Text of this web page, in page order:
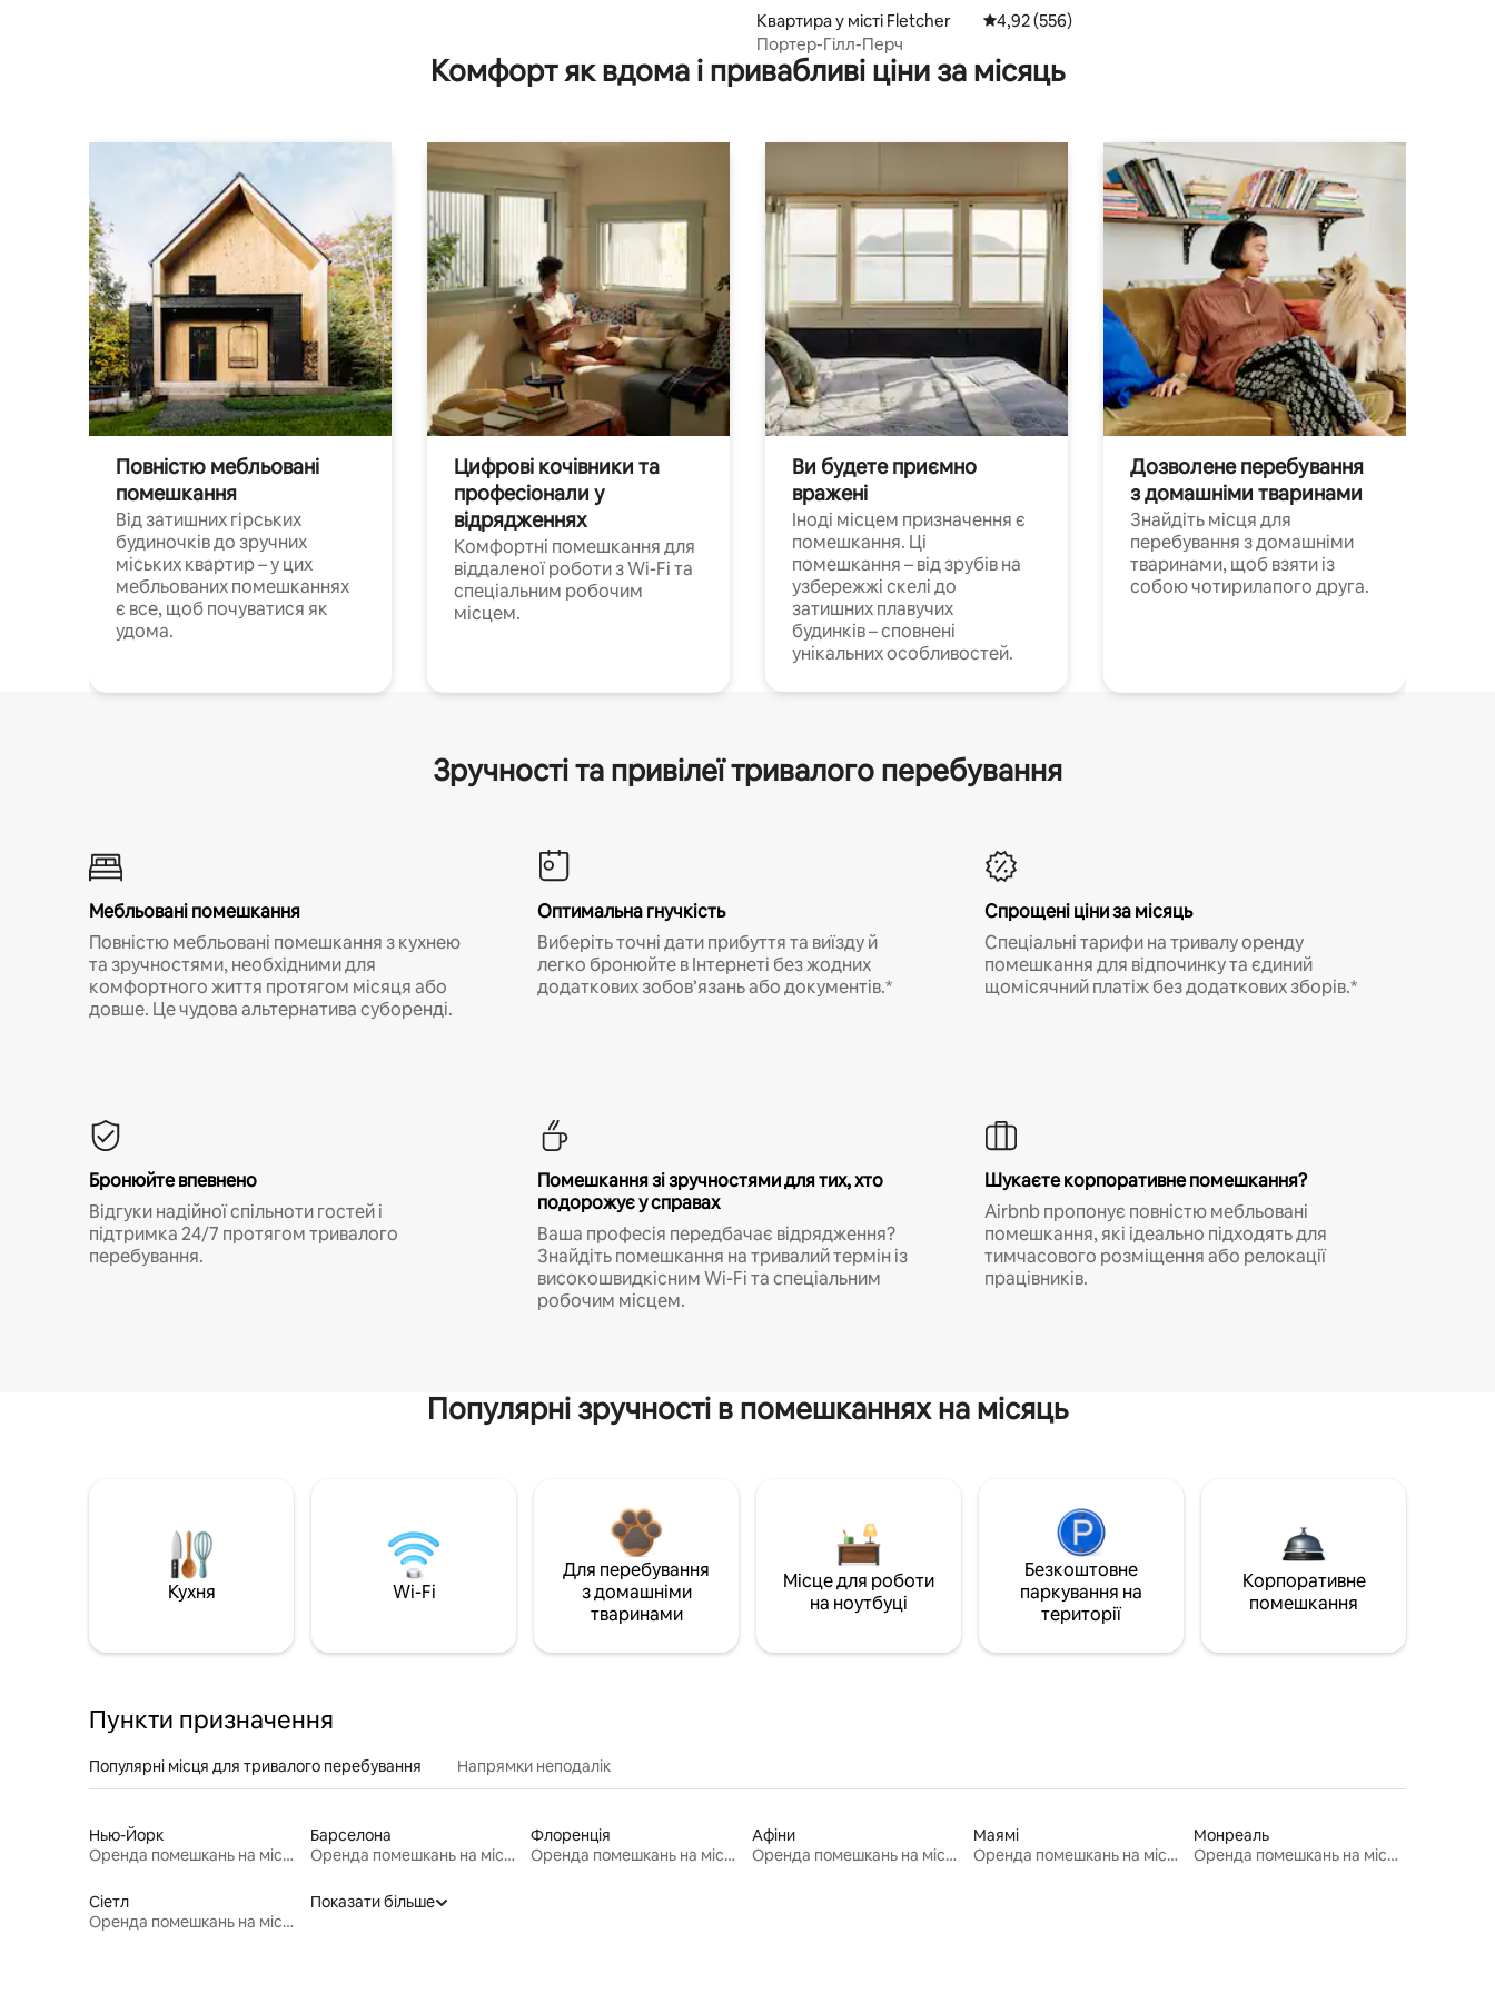
Квартира у місті Fletcher Середня оцінка: 4,92 з 5, відгуки: 556
4,92 (556)
Портер-Гілл-Перч
Комфорт як вдома і привабливі ціни за місяць
Повністю мебльовані
помешкання
Від затишних гірських
будиночків до зручних
міських квартир – у цих
мебльованих помешканнях
є все, щоб почуватися як
удома.
Цифрові кочівники та
професіонали у
відрядженнях
Комфортні помешкання для
віддаленої роботи з Wi-Fi та
спеціальним робочим
місцем.
Ви будете приємно
вражені
Іноді місцем призначення є
помешкання. Ці
помешкання – від зрубів на
узбережжі скелі до
затишних плавучих
будинків – сповнені
унікальних особливостей.
Дозволене перебування
з домашніми тваринами
Знайдіть місця для
перебування з домашніми
тваринами, щоб взяти із
собою чотирилапого друга.
Зручності та привілеї тривалого перебування
Мебльовані помешкання
Повністю мебльовані помешкання з кухнею
та зручностями, необхідними для
комфортного життя протягом місяця або
довше. Це чудова альтернатива суборенді.
Оптимальна гнучкість
Виберіть точні дати прибуття та виїзду й
легко бронюйте в Інтернеті без жодних
додаткових зобов’язань або документів.*
Спрощені ціни за місяць
Спеціальні тарифи на тривалу оренду
помешкання для відпочинку та єдиний
щомісячний платіж без додаткових зборів.*
Бронюйте впевнено
Відгуки надійної спільноти гостей і
підтримка 24/7 протягом тривалого
перебування.
Помешкання зі зручностями для тих, хто
подорожує у справах
Ваша професія передбачає відрядження?
Знайдіть помешкання на тривалий термін із
високошвидкісним Wi-Fi та спеціальним
робочим місцем.
Шукаєте корпоративне помешкання?
Airbnb пропонує повністю мебльовані
помешкання, які ідеально підходять для
тимчасового розміщення або релокації
працівників.
Популярні зручності в помешканнях на місяць
Кухня Wi-Fi
Для перебування
з домашніми
тваринами
Місце для роботи
на ноутбуці
Безкоштовне
паркування на
території
Корпоративне
помешкання
Пункти призначення
Популярні місця для тривалого перебування Напрямки неподалік
Нью-Йорк
Оренда помешкань на місяць
Барселона
Оренда помешкань на місяць
Флоренція
Оренда помешкань на місяць
Афіни
Оренда помешкань на місяць
Маямі
Оренда помешкань на місяць
Монреаль
Оренда помешкань на місяць
Сіетл
Оренда помешкань на місяць
Показати більше